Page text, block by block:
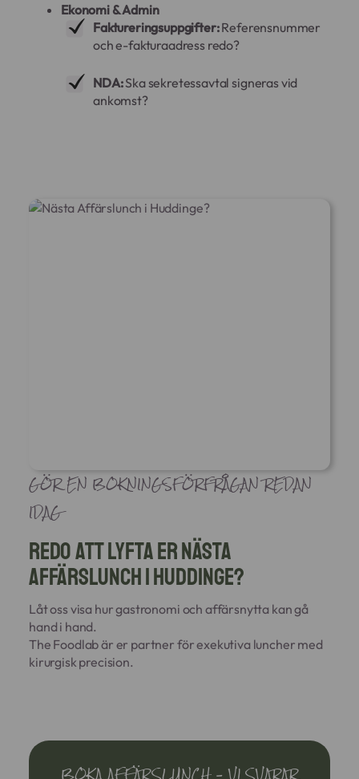
Ekonomi & Admin
Faktureringsuppgifter:Referensnummer
och e-fakturaadress redo?
NDA:Ska sekretessavtal signeras vid
ankomst?
GÖR EN BOKNINGSFÖRFRÅGAN REDAN
IDAG
Redo att lyfta er nästa
affärslunch i Huddinge?
Låt oss visa hur gastronomi och affärsnytta kan gå
hand i hand.
The Foodlab är er partner för exekutiva luncher med
kirurgisk precision.